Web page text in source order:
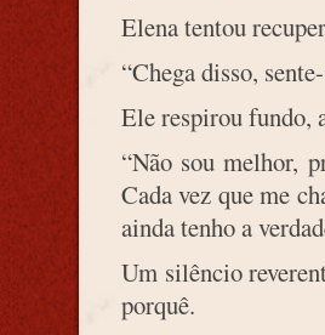
Elena tentou
“Chega disso,
Ele respirou fundo,
“Não sou melhor,
Cada vez que me
ainda tenho a
Um silêncio
porquê.